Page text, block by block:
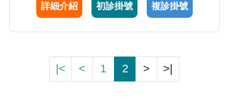
詳細介紹 初診掛號 複診掛號
|< < 1 2 > >|